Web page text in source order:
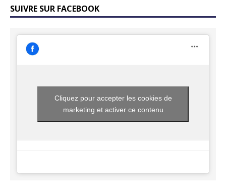
SUIVRE SUR FACEBOOK
Cliquez pour accepter les cookies de
marketing et activer ce contenu